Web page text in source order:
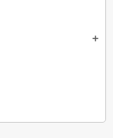
add